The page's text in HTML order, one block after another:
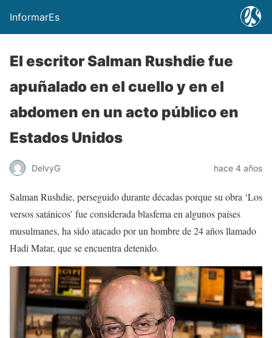
InformarEs
El escritor Salman Rushdie fue
apuñalado en el cuello y en el
abdomen en un acto público en
Estados Unidos
DelvyG hace 4 años
Salman Rushdie, perseguido durante décadas porque su obra ‘Los
versos satánicos’ fue considerada blasfema en algunos países
musulmanes, ha sido atacado por un hombre de 24 años llamado
Hadi Matar, que se encuentra detenido.